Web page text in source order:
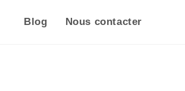
Blog Nous contacter